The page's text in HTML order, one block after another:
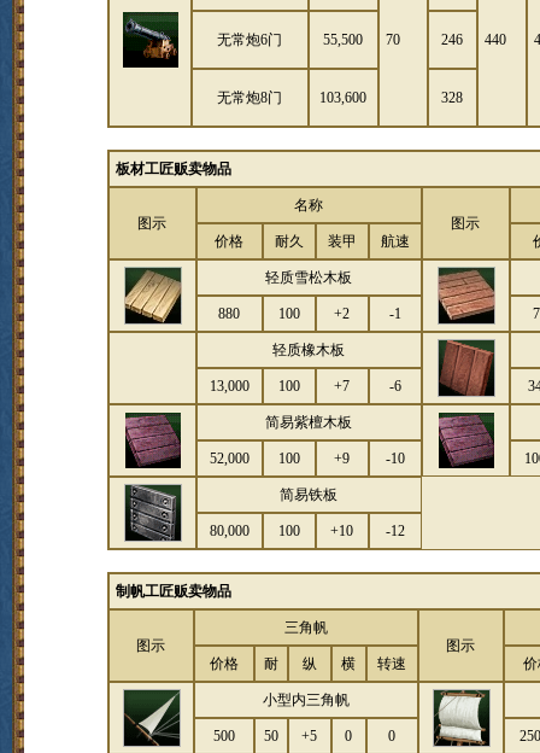
70 440 4
无常炮6门 55,500 246
无常炮8门 103,600 328
板材工匠贩卖物品
图示
名称
图示
价格
耐久 装甲 航速
轻质雪松木板
880 100 +2 -1
轻质橡木板
13,000 100 +7 -6
简易紫檀木板
52,000 100 +9 -10
简易铁板
80,000 100 +10 -12
制帆工匠贩卖物品
图示
三角帆
图示
价格
耐 纵 横 转速
小型内三角帆
500 50 +5 0 0